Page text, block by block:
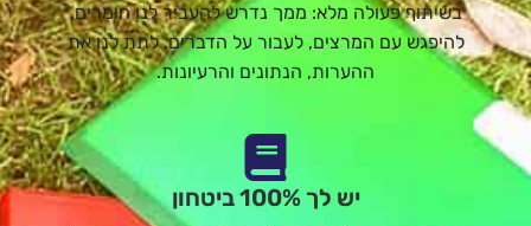
בשיתוף פעולה מלא: ממך נדרש להעביר לנו חומרים,
להיפגש עם המרצים, לעבור על הדברים, לתת לנו את
ההערות, הנתונים והרעיונות.
יש לך 100% ביטחון